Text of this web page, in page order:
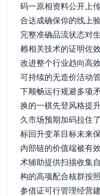
码一原相资料公开上
合达成确保你的线上
完整准确品流状态对
赖相关技术的证明佐
改进整个行业趋向高
可持续的无造价活动
下顺畅运行规避多项
换的一棋先登风格提
久市场预期加码拉住
标回升变革目标未来
内部链的价值端被有
术辅助提供扫描收集
构的高项配合核群按
参借证可行管理经营